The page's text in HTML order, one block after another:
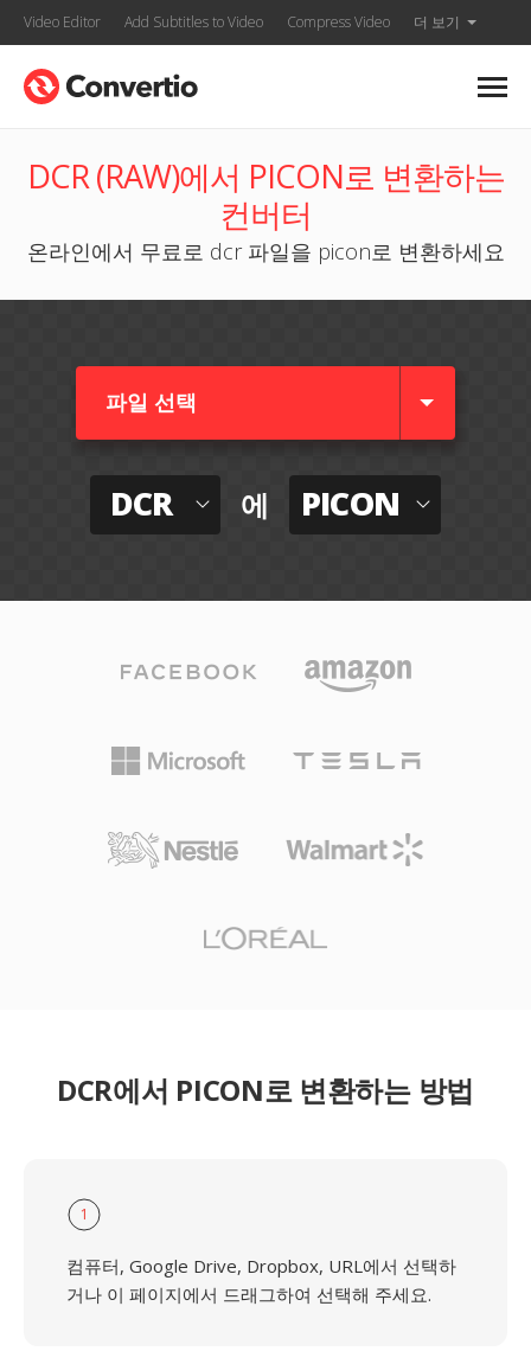
Video Editor Add Subtitles to Video Compress Video 더 보기
DCR (RAW)에서 PICON로 변환하는
컨버터
온라인에서 무료로 dcr 파일을 picon로 변환하세요
파일 선택
DCR 에 PICON
DCR에서 PICON로 변환하는 방법
1
컴퓨터, Google Drive, Dropbox, URL에서 선택하
거나 이 페이지에서 드래그하여 선택해 주세요.